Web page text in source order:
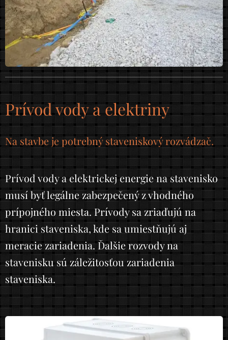
Prívod vody a elektriny
Na stavbe je potrebný staveniskový rozvádzač.
Prívod vody a elektrickej energie na stavenisko
musí byť legálne zabezpečený z vhodného
prípojného miesta. Prívody sa zriaďujú na
hranici staveniska, kde sa umiestňujú aj
meracie zariadenia. Ďalšie rozvody na
stavenisku sú záležitosťou zariadenia
staveniska.